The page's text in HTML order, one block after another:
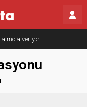
mola veriyor